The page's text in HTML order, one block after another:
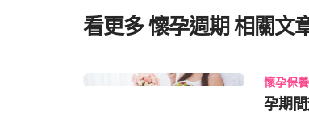
看更多 懷孕週期 相關文
懷孕保養
孕期